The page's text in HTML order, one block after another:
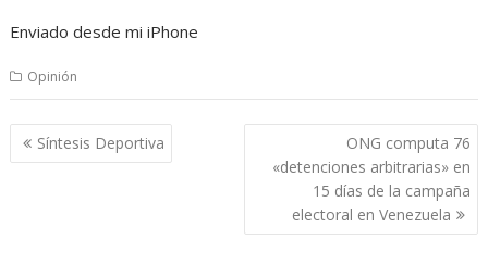
Enviado desde mi iPhone
Opinión
Navegación
de
Síntesis Deportiva
ONG computa 76
«detenciones arbitrarias» en
15 días de la campaña
electoral en Venezuela